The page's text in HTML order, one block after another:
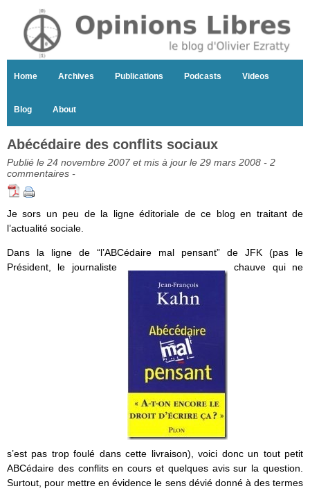
Home Archives Publications Podcasts Videos
Blog About
Abécédaire des conflits sociaux
Publié le 24 novembre 2007 et mis à jour le 29 mars 2008 - 2
commentaires -
Je sors un peu de la ligne éditoriale de ce blog en traitant de
l’actualité sociale.
Dans la ligne de “l’ABCédaire mal pensant” de JFK (pas le
Président, le journaliste
chauve qui ne
s’est pas trop foulé dans cette livraison), voici donc un tout petit
ABCédaire des conflits en cours et quelques avis sur la question.
Surtout, pour mettre en évidence le sens dévié donné à des termes